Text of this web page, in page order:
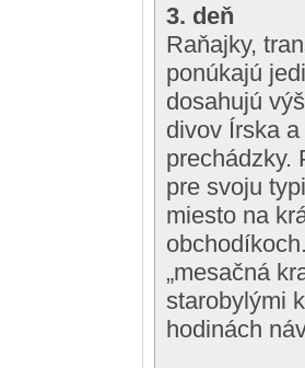
3. deň
Raňajky,
ponúkajú
dosahujú
divov Írska
prechádzky.
pre svoju
miesto na
„mesačná
starobylými
hodinách